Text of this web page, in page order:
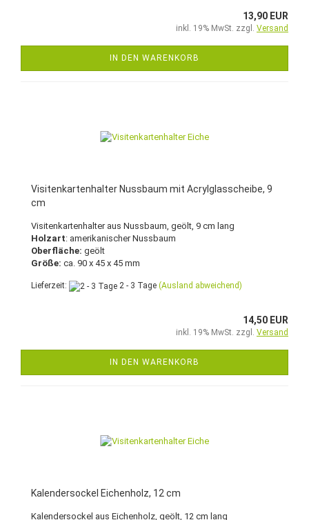
13,90 EUR
inkl. 19% MwSt. zzgl. Versand
IN DEN WARENKORB
Visitenkartenhalter Nussbaum mit Acrylglasscheibe, 9
cm
Visitenkartenhalter aus Nussbaum, geölt, 9 cm lang
Holzart: amerikanischer Nussbaum
Oberfläche: geölt
Größe: ca. 90 x 45 x 45 mm
Lieferzeit: 2 - 3 Tage (Ausland abweichend)
14,50 EUR
inkl. 19% MwSt. zzgl. Versand
IN DEN WARENKORB
Kalendersockel Eichenholz, 12 cm
Kalendersockel aus Eichenholz, geölt, 12 cm lang